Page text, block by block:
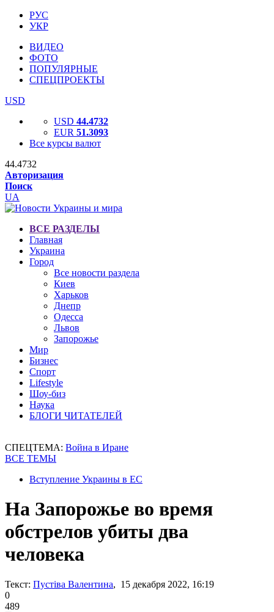
РУС
УКР
ВИДЕО
ФОТО
ПОПУЛЯРНЫЕ
СПЕЦПРОЕКТЫ
USD
USD 44.4732
EUR 51.3093
Все курсы валют
44.4732
Авторизация
Поиск
UA
ВСЕ РАЗДЕЛЫ
Главная
Украина
Город
Все новости раздела
Киев
Харьков
Днепр
Одесса
Львов
Запорожье
Мир
Бизнес
Спорт
Lifestyle
Шоу-биз
Наука
БЛОГИ ЧИТАТЕЛЕЙ
СПЕЦТЕМА: Война в Иране
ВСЕ ТЕМЫ
Вступление Украины в ЕС
На Запорожье во время
обстрелов убиты два
человека
Текст: Пустіва Валентина, 15 декабря 2022, 16:19
0
489